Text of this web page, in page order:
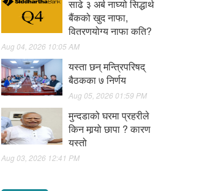
साढे ३ अर्ब नाघ्यो सिद्धार्थ
बैंकको खुद नाफा,
वितरणयोग्य नाफा कति?
Aug 04, 2026 10:05 AM
यस्ता छन् मन्त्रिपरिषद्
बैठकका ७ निर्णय
Aug 05, 2026 01:59 PM
मुन्दडाको घरमा प्रहरीले
किन मार्‍यो छापा ? कारण
यस्तो
Aug 03, 2026 12:41 PM